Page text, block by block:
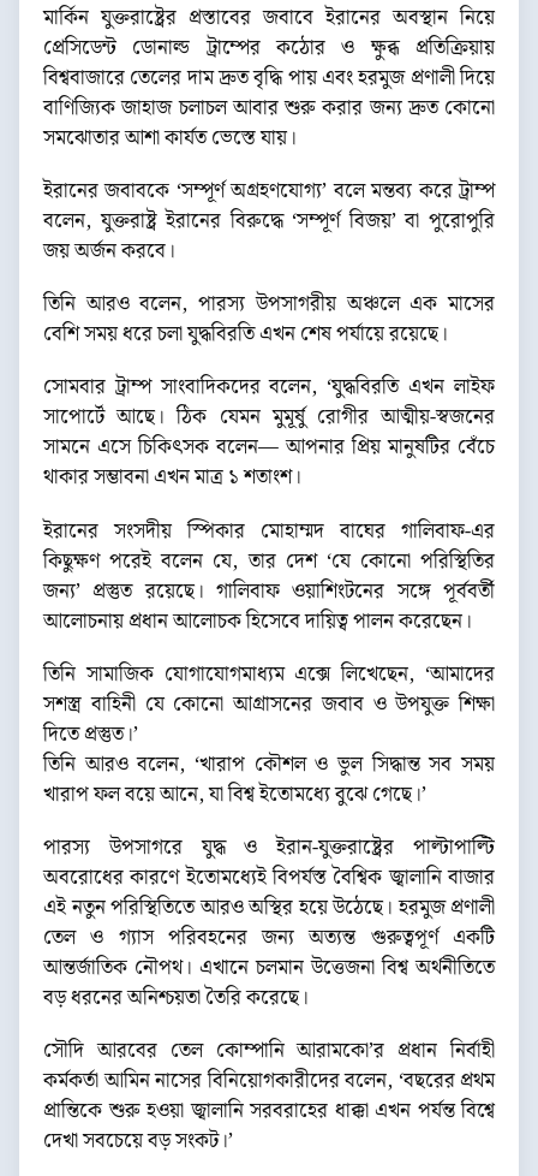
মার্কিন যুক্তরাষ্ট্রের প্রস্তাবের জবাবে ইরানের অবস্থান নিয়ে
প্রেসিডেন্ট ডোনাল্ড ট্রাম্পের কঠোর ও ক্ষুব্ধ প্রতিক্রিয়ায়
বিশ্ববাজারে তেলের দাম দ্রুত বৃদ্ধি পায় এবং হরমুজ প্রণালী দিয়ে
বাণিজ্যিক জাহাজ চলাচল আবার শুরু করার জন্য দ্রুত কোনো
সমঝোতার আশা কার্যত ভেস্তে যায়।
ইরানের জবাবকে ‘সম্পূর্ণ অগ্রহণযোগ্য’ বলে মন্তব্য করে ট্রাম্প
বলেন, যুক্তরাষ্ট্র ইরানের বিরুদ্ধে ‘সম্পূর্ণ বিজয়’ বা পুরোপুরি
জয় অর্জন করবে।
তিনি আরও বলেন, পারস্য উপসাগরীয় অঞ্চলে এক মাসের
বেশি সময় ধরে চলা যুদ্ধবিরতি এখন শেষ পর্যায়ে রয়েছে।
সোমবার ট্রাম্প সাংবাদিকদের বলেন, ‘যুদ্ধবিরতি এখন লাইফ
সাপোর্টে আছে। ঠিক যেমন মুমূর্ষু রোগীর আত্মীয়-স্বজনের
সামনে এসে চিকিৎসক বলেন— আপনার প্রিয় মানুষটির বেঁচে
থাকার সম্ভাবনা এখন মাত্র ১ শতাংশ।
ইরানের সংসদীয় স্পিকার মোহাম্মদ বাঘের গালিবাফ-এর
কিছুক্ষণ পরেই বলেন যে, তার দেশ ‘যে কোনো পরিস্থিতির
জন্য’ প্রস্তুত রয়েছে। গালিবাফ ওয়াশিংটনের সঙ্গে পূর্ববর্তী
আলোচনায় প্রধান আলোচক হিসেবে দায়িত্ব পালন করেছেন।
তিনি সামাজিক যোগাযোগমাধ্যম এক্সে লিখেছেন, ‘আমাদের
সশস্ত্র বাহিনী যে কোনো আগ্রাসনের জবাব ও উপযুক্ত শিক্ষা
দিতে প্রস্তুত।’
তিনি আরও বলেন, ‘খারাপ কৌশল ও ভুল সিদ্ধান্ত সব সময়
খারাপ ফল বয়ে আনে, যা বিশ্ব ইতোমধ্যে বুঝে গেছে।’
পারস্য উপসাগরে যুদ্ধ ও ইরান-যুক্তরাষ্ট্রের পাল্টাপাল্টি
অবরোধের কারণে ইতোমধ্যেই বিপর্যস্ত বৈশ্বিক জ্বালানি বাজার
এই নতুন পরিস্থিতিতে আরও অস্থির হয়ে উঠেছে। হরমুজ প্রণালী
তেল ও গ্যাস পরিবহনের জন্য অত্যন্ত গুরুত্বপূর্ণ একটি
আন্তর্জাতিক নৌপথ। এখানে চলমান উত্তেজনা বিশ্ব অর্থনীতিতে
বড় ধরনের অনিশ্চয়তা তৈরি করেছে।
সৌদি আরবের তেল কোম্পানি আরামকো’র প্রধান নির্বাহী
কর্মকর্তা আমিন নাসের বিনিয়োগকারীদের বলেন, ‘বছরের প্রথম
প্রান্তিকে শুরু হওয়া জ্বালানি সরবরাহের ধাক্কা এখন পর্যন্ত বিশ্বে
দেখা সবচেয়ে বড় সংকট।’